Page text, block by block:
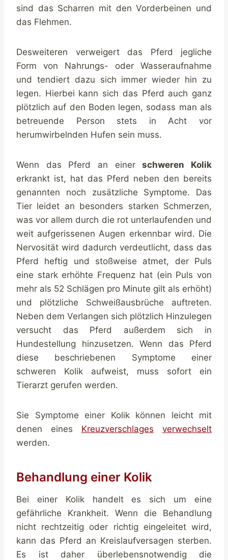
sind das Scharren mit den Vorderbeinen und
das Flehmen.
Desweiteren verweigert das Pferd jegliche
Form von Nahrungs- oder Wasseraufnahme
und tendiert dazu sich immer wieder hin zu
legen. Hierbei kann sich das Pferd auch ganz
plötzlich auf den Boden legen, sodass man als
betreuende Person stets in Acht vor
herumwirbelnden Hufen sein muss.
Wenn das Pferd an einerschweren Kolik
erkrankt ist, hat das Pferd neben den bereits
genannten noch zusätzliche Symptome. Das
Tier leidet an besonders starken Schmerzen,
was vor allem durch die rot unterlaufenden und
weit aufgerissenen Augen erkennbar wird. Die
Nervosität wird dadurch verdeutlicht, dass das
Pferd heftig und stoßweise atmet, der Puls
eine stark erhöhte Frequenz hat (ein Puls von
mehr als 52 Schlägen pro Minute gilt als erhöht)
und plötzliche Schweißausbrüche auftreten.
Neben dem Verlangen sich plötzlich Hinzulegen
versucht das Pferd außerdem sich in
Hundestellung hinzusetzen. Wenn das Pferd
diese beschriebenen Symptome einer
schweren Kolik aufweist, muss sofort ein
Tierarzt gerufen werden.
Sie Symptome einer Kolik können leicht mit
denen eines Kreuzverschlages
verwechselt
werden.
Behandlung einer Kolik
Bei einer Kolik handelt es sich um eine
gefährliche Krankheit. Wenn die Behandlung
nicht rechtzeitig oder richtig eingeleitet wird,
kann das Pferd an Kreislaufversagen sterben.
Es ist daher überlebensnotwendig die